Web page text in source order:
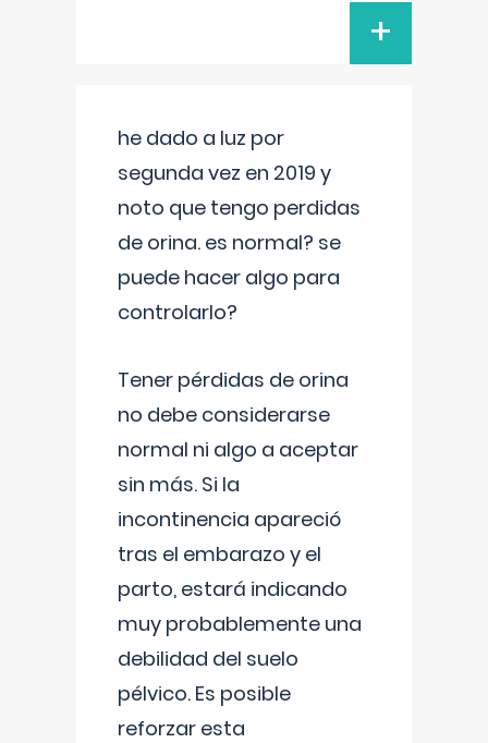
+
he dado a luz por
segunda vez en 2019 y
noto que tengo perdidas
de orina. es normal? se
puede hacer algo para
controlarlo?
Tener pérdidas de orina
no debe considerarse
normal ni algo a aceptar
sin más. Si la
incontinencia apareció
tras el embarazo y el
parto, estará indicando
muy probablemente una
debilidad del suelo
pélvico. Es posible
reforzar esta